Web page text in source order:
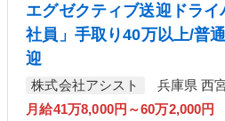
エグゼクティブ送迎ドラ
社員」手取り40万以上/普
迎
株式会社アシスト
兵庫県 西
月給41万8,000円～60万2,000円